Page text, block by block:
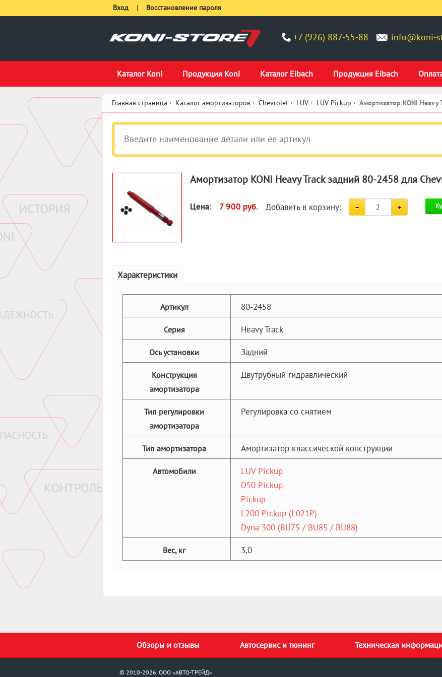
+7 (926) 887-55-88 info@koni-
Каталог Koni Продукция Koni Каталог Eibach Продукция Eibach
Вход | Восстановление пароля
Главная страница Каталог амортизаторов Chevrolet LUV LUV Pickup Амортизатор KONI
Амортизатор KONI Heavy Track задний 80-2458 для
Цена: 7 900 руб. Добавить в корзину:
Характеристики
Артикул 80-2458
Серия Heavy Track
Ось установки Задний
Конструкция
амортизатора
Двутрубный гидравлический
Тип регулировки
амортизатора
Регулировка со снятием
Тип амортизатора Амортизатор классической конструкции
Автомобили
LUV Pickup
D50 Pickup
Pickup
L200 Pickup (L021P)
Dyna 300 (BU75 / BU85 / BU88)
Вес, кг 3,0
Обзоры и отзывы Автосервис и тюнинг Техническая
© 2010-2026, ООО «АВТО-ТРЕЙД»